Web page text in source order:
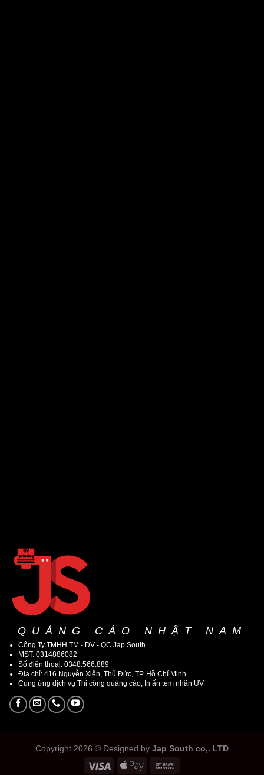
QUẢNG CÁO NHẬT NAM
Công Ty TMHH TM - DV - QC Jap South.
MST: 0314886082
Số điện thoại: 0348.566.889
Địa chỉ: 416 Nguyễn Xiển, Thủ Đức, TP. Hồ Chí Minh
Cung ứng dịch vụ Thi công quảng cáo, In ấn tem nhãn UV
Copyright 2026 © Designed by Jap South co,. LTD